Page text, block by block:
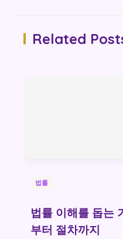
Related
법률
법률 이해를 돕는
부터 절차까지